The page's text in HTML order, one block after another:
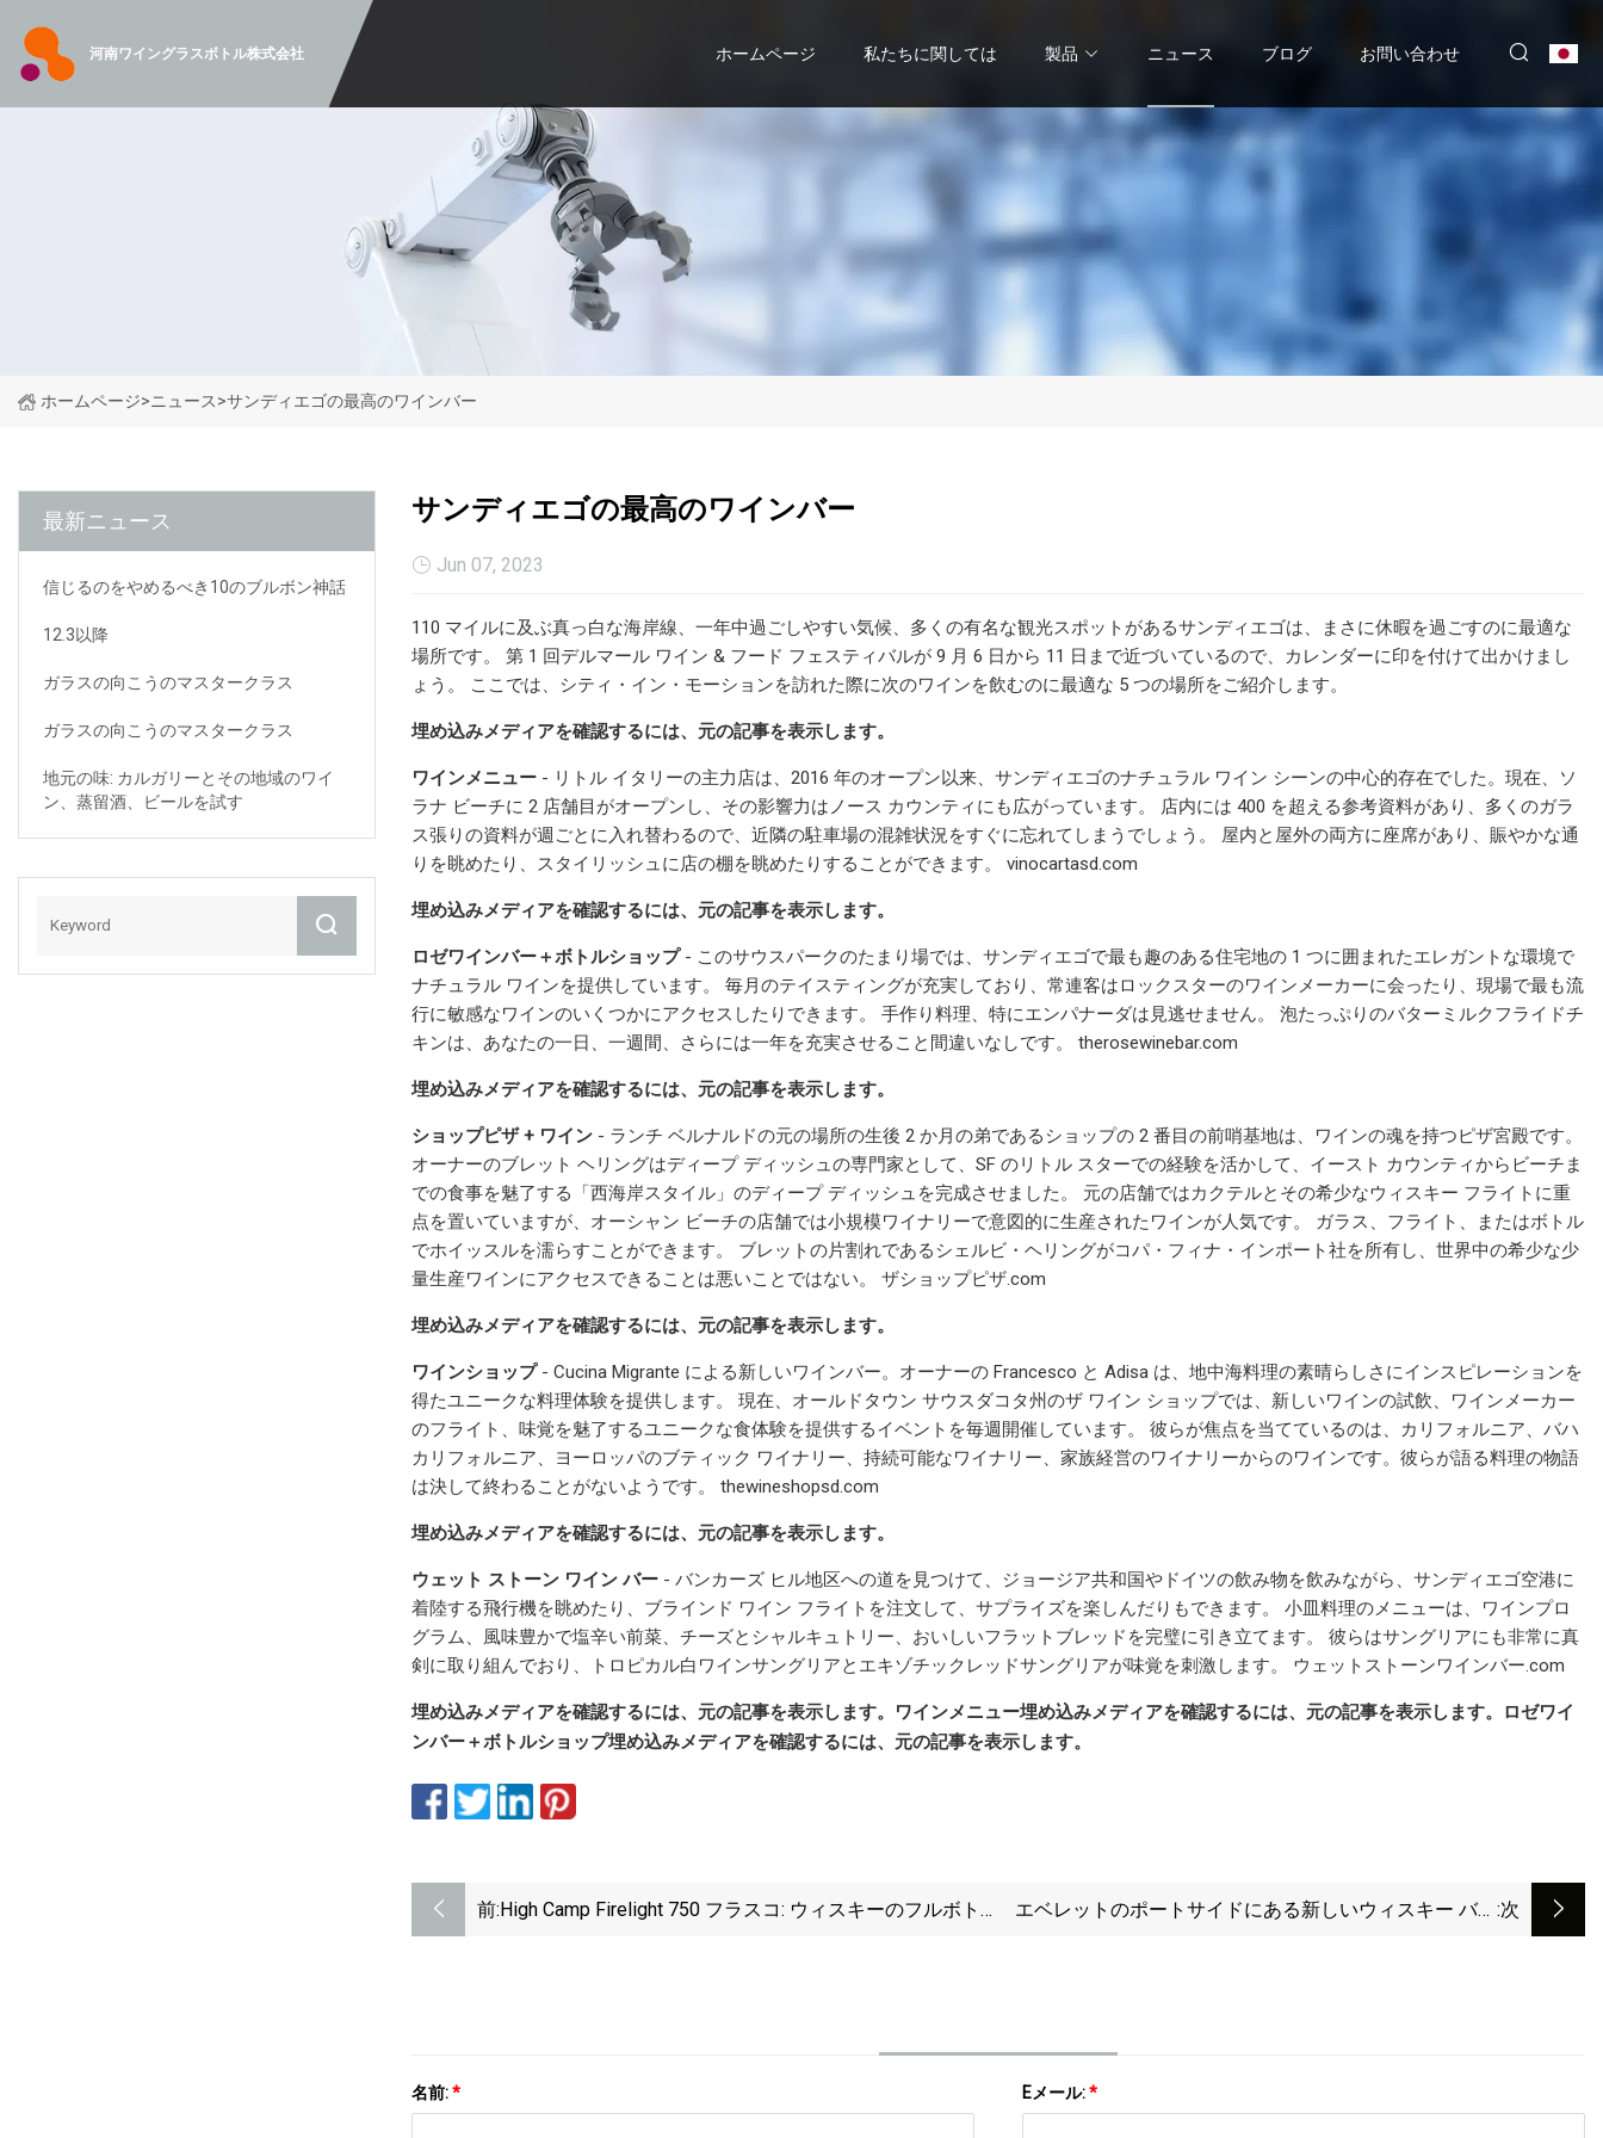
河南ワイングラスボトル株式会社 ホームページ 私たちに関しては 製品 ニュース ブログ お問い合わせ
ホームページ>ニュース>サンディエゴの最高のワインバー
最新ニュース
信じるのをやめるべき10のブルボン神話
12.3以降
ガラスの向こうのマスタークラス
ガラスの向こうのマスタークラス
地元の味: カルガリーとその地域のワイ
ン、蒸留酒、ビールを試す
サンディエゴの最高のワインバー
Jun 07, 2023
110 マイルに及ぶ真っ白な海岸線、一年中過ごしやすい気候、多くの有名な観光スポットがあるサンディエゴは、まさに休暇を過ごすのに最適な
場所です。 第 1 回デルマール ワイン & フード フェスティバルが 9 月 6 日から 11 日まで近づいているので、カレンダーに印を付けて出かけまし
ょう。 ここでは、シティ・イン・モーションを訪れた際に次のワインを飲むのに最適な 5 つの場所をご紹介します。
埋め込みメディアを確認するには、元の記事を表示します。
ワインメニュー - リトル イタリーの主力店は、2016 年のオープン以来、サンディエゴのナチュラル ワイン シーンの中心的存在でした。現在、ソ
ラナ ビーチに 2 店舗目がオープンし、その影響力はノース カウンティにも広がっています。 店内には 400 を超える参考資料があり、多くのガラ
ス張りの資料が週ごとに入れ替わるので、近隣の駐車場の混雑状況をすぐに忘れてしまうでしょう。 屋内と屋外の両方に座席があり、賑やかな通
りを眺めたり、スタイリッシュに店の棚を眺めたりすることができます。 vinocartasd.com
埋め込みメディアを確認するには、元の記事を表示します。
ロゼワインバー＋ボトルショップ- このサウスパークのたまり場では、サンディエゴで最も趣のある住宅地の 1 つに囲まれたエレガントな環境で
ナチュラル ワインを提供しています。 毎月のテイスティングが充実しており、常連客はロックスターのワインメーカーに会ったり、現場で最も流
行に敏感なワインのいくつかにアクセスしたりできます。 手作り料理、特にエンパナーダは見逃せません。 泡たっぷりのバターミルクフライドチ
キンは、あなたの一日、一週間、さらには一年を充実させること間違いなしです。 therosewinebar.com
埋め込みメディアを確認するには、元の記事を表示します。
ショップピザ + ワイン - ランチ ベルナルドの元の場所の生後 2 か月の弟であるショップの 2 番目の前哨基地は、ワインの魂を持つピザ宮殿です。
オーナーのブレット ヘリングはディープ ディッシュの専門家として、SF のリトル スターでの経験を活かして、イースト カウンティからビーチま
での食事を魅了する「西海岸スタイル」のディープ ディッシュを完成させました。 元の店舗ではカクテルとその希少なウィスキー フライトに重
点を置いていますが、オーシャン ビーチの店舗では小規模ワイナリーで意図的に生産されたワインが人気です。 ガラス、フライト、またはボトル
でホイッスルを濡らすことができます。 ブレットの片割れであるシェルビ・ヘリングがコパ・フィナ・インポート社を所有し、世界中の希少な少
量生産ワインにアクセスできることは悪いことではない。 ザショップピザ.com
埋め込みメディアを確認するには、元の記事を表示します。
ワインショップ- Cucina Migrante による新しいワインバー。オーナーの Francesco と Adisa は、地中海料理の素晴らしさにインスピレーションを
得たユニークな料理体験を提供します。 現在、オールドタウン サウスダコタ州のザ ワイン ショップでは、新しいワインの試飲、ワインメーカー
のフライト、味覚を魅了するユニークな食体験を提供するイベントを毎週開催しています。 彼らが焦点を当てているのは、カリフォルニア、バハ
カリフォルニア、ヨーロッパのブティック ワイナリー、持続可能なワイナリー、家族経営のワイナリーからのワインです。彼らが語る料理の物語
は決して終わることがないようです。 thewineshopsd.com
埋め込みメディアを確認するには、元の記事を表示します。
ウェット ストーン ワイン バー - バンカーズ ヒル地区への道を見つけて、ジョージア共和国やドイツの飲み物を飲みながら、サンディエゴ空港に
着陸する飛行機を眺めたり、ブラインド ワイン フライトを注文して、サプライズを楽しんだりもできます。 小皿料理のメニューは、ワインプロ
グラム、風味豊かで塩辛い前菜、チーズとシャルキュトリー、おいしいフラットブレッドを完璧に引き立てます。 彼らはサングリアにも非常に真
剣に取り組んでおり、トロピカル白ワインサングリアとエキゾチックレッドサングリアが味覚を刺激します。 ウェットストーンワインバー.com
埋め込みメディアを確認するには、元の記事を表示します。 ワインメニュー埋め込みメディアを確認するには、元の記事を表示します。
ロゼワイ
ンバー＋ボトルショップ埋め込みメディアを確認するには、元の記事を表示します。
前:High Camp Firelight 750 フラスコ: ウィスキーのフルボト
エベレットのポートサイドにある新しいウィスキー バー :次
名前:* Eメール:*